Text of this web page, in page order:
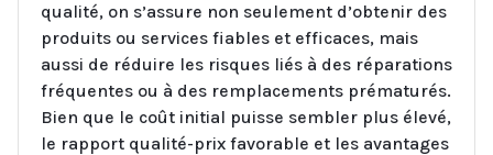
qualité, on s’assure non seulement d’obtenir des
produits ou services fiables et efficaces, mais
aussi de réduire les risques liés à des réparations
fréquentes ou à des remplacements prématurés.
Bien que le coût initial puisse sembler plus élevé,
le rapport qualité-prix favorable et les avantages